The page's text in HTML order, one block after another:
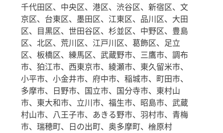
千代田区、中央区、港区、渋谷区、新宿区、文
京区、台東区、墨田区、江東区、品川区、大田
区、目黒区、世田谷区、杉並区、中野区、豊島
区、北区、荒川区、江戸川区、葛飾区、足立
区、板橋区、練馬区、武蔵野市、三鷹市、調布
市、狛江市、西東京市、綾瀬市、東久留米市、
小平市、小金井市、府中市、稲城市、町田市、
多摩市、日野市、国立市、国分寺市、東村山
市、東大和市、立川市、福生市、昭島市、武蔵
村山市、八王子市、あきる野市、羽村市、青梅
市、瑞穂町、日の出町、奥多摩町、檜原村